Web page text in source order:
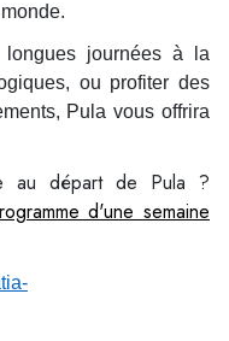
journées à la
ou profiter des
Pula vous offrira
au départ de Pula ?
d'une semaine